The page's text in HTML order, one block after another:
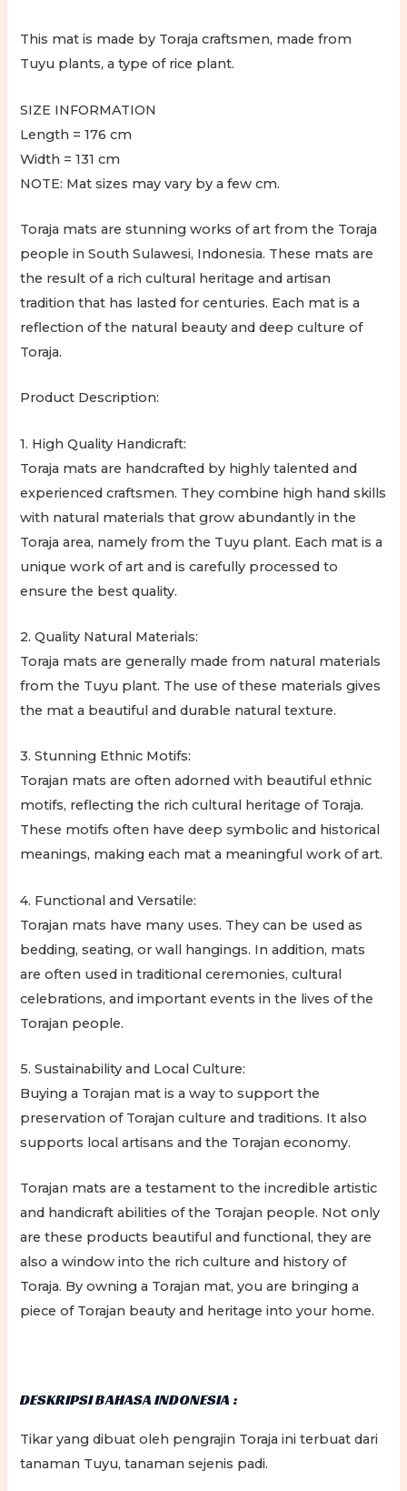
This mat is made by Toraja craftsmen, made from
Tuyu plants, a type of rice plant.
SIZE INFORMATION
Length = 176 cm
Width = 131 cm
NOTE: Mat sizes may vary by a few cm.
Toraja mats are stunning works of art from the Toraja
people in South Sulawesi, Indonesia. These mats are
the result of a rich cultural heritage and artisan
tradition that has lasted for centuries. Each mat is a
reflection of the natural beauty and deep culture of
Toraja.
Product Description:
1. High Quality Handicraft:
Toraja mats are handcrafted by highly talented and
experienced craftsmen. They combine high hand skills
with natural materials that grow abundantly in the
Toraja area, namely from the Tuyu plant. Each mat is a
unique work of art and is carefully processed to
ensure the best quality.
2. Quality Natural Materials:
Toraja mats are generally made from natural materials
from the Tuyu plant. The use of these materials gives
the mat a beautiful and durable natural texture.
3. Stunning Ethnic Motifs:
Torajan mats are often adorned with beautiful ethnic
motifs, reflecting the rich cultural heritage of Toraja.
These motifs often have deep symbolic and historical
meanings, making each mat a meaningful work of art.
4. Functional and Versatile:
Torajan mats have many uses. They can be used as
bedding, seating, or wall hangings. In addition, mats
are often used in traditional ceremonies, cultural
celebrations, and important events in the lives of the
Torajan people.
5. Sustainability and Local Culture:
Buying a Torajan mat is a way to support the
preservation of Torajan culture and traditions. It also
supports local artisans and the Torajan economy.
Torajan mats are a testament to the incredible artistic
and handicraft abilities of the Torajan people. Not only
are these products beautiful and functional, they are
also a window into the rich culture and history of
Toraja. By owning a Torajan mat, you are bringing a
piece of Torajan beauty and heritage into your home.
DESKRIPSI BAHASA INDONESIA :
Tikar yang dibuat oleh pengrajin Toraja ini terbuat dari
tanaman Tuyu, tanaman sejenis padi.